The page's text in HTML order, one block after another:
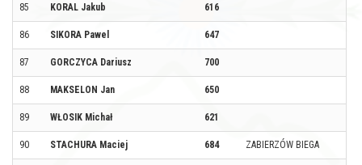
85 KORAL Jakub 616
86 SIKORA Pawel 647
87 GORCZYCA Dariusz 700
88 MAKSELON Jan 650
89 WŁOSIK Michał 621
90 STACHURA Maciej 684 ZABIERZÓW BIEGA